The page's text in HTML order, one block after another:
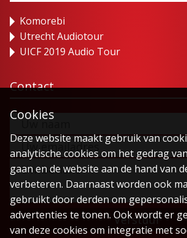
Cookies
Deze website maakt gebruik van
analytische cookies om het gedrag
gaan en de website aan de hand van
verbeteren. Daarnaast worden ook
gebruikt door derden om
advertenties te tonen. Ook wordt er
van deze cookies om integratie met
Komorebi
Utrecht Audiotour
UICF 2019 Audio Tour
Contact
Verstuur